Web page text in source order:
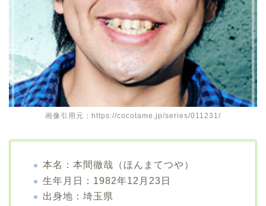
画像引用元：https://cocotame.jp/series/011231/
本名：本間徹哉（ほんまてつや）
生年月日：1982年12月23日
出身地：埼玉県